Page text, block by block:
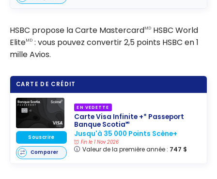
HSBC propose la Carte MastercardMD HSBC World
EliteMD : vous pouvez convertir 2,5 points HSBC en 1
mille Avios.
CARTE DE CRÉDIT
EN VEDETTE
Carte Visa Infinite +* Passeport
Banque Scotia🅪
Jusqu'à 35 000 Points Scène+
Fin le 1 Nov 2026
Valeur de la première année : 747 $
Souscrire
Comparer